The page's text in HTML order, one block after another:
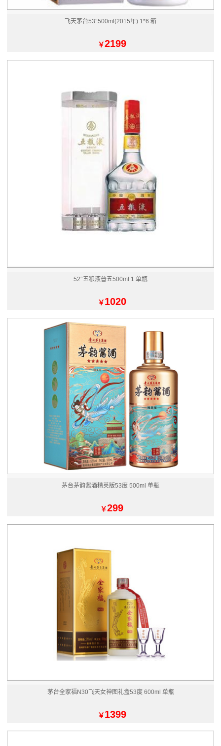
飞天茅台53°500ml(2015年) 1*6 箱
￥2199
52°五粮液普五500ml 1 单瓶
￥1020
茅台茅韵酱酒精英版53度 500ml 单瓶
￥299
茅台全家福N30飞天女神图礼盒53度 600ml 单瓶
￥1399